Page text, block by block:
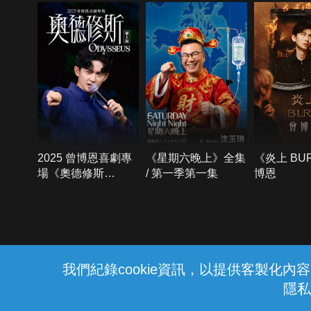
我們紀錄cookie資訊，以提供客製化內
隱
2025 曾博恩喜劇專
場《奧德修斯
《星期六晚上》全集
/ 第一季第一集
《炎上
博恩